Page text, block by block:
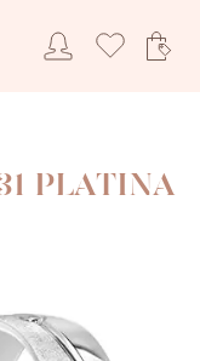
PLATINA